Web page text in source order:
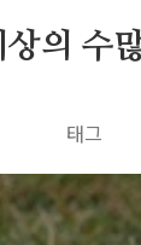
상의 수
태그